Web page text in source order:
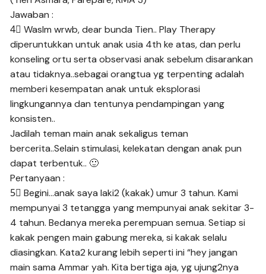
Jawaban :
4⃣ Waslm wrwb, dear bunda Tien.. Play Therapy
diperuntukkan untuk anak usia 4th ke atas, dan perlu
konseling ortu serta observasi anak sebelum disarankan
atau tidaknya..sebagai orangtua yg terpenting adalah
memberi kesempatan anak untuk eksplorasi
lingkungannya dan tentunya pendampingan yang
konsisten..
Jadilah teman main anak sekaligus teman
bercerita..Selain stimulasi, kelekatan dengan anak pun
dapat terbentuk.. 🙂
Pertanyaan :
5⃣ Begini…anak saya laki2 (kakak) umur 3 tahun. Kami
mempunyai 3 tetangga yang mempunyai anak sekitar 3-
4 tahun. Bedanya mereka perempuan semua. Setiap si
kakak pengen main gabung mereka, si kakak selalu
diasingkan. Kata2 kurang lebih seperti ini “hey jangan
main sama Ammar yah. Kita bertiga aja, yg ujung2nya